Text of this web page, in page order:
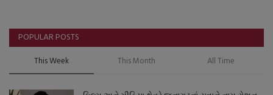
POPULAR POSTS
This Week This Month All Time